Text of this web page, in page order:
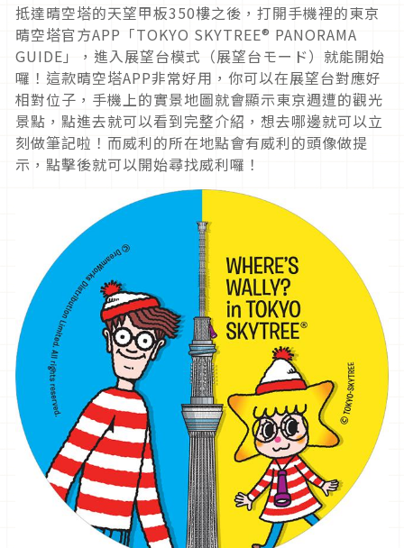
抵達晴空塔的天望甲板350樓之後，打開手機裡的東京
晴空塔官方APP「TOKYO SKYTREE® PANORAMA
GUIDE」，進入展望台模式（展望台モード）就能開始
囉！這款晴空塔APP非常好用，你可以在展望台對應好
相對位子，手機上的實景地圖就會顯示東京週遭的觀光
景點，點進去就可以看到完整介紹，想去哪邊就可以立
刻做筆記啦！而威利的所在地點會有威利的頭像做提
示，點擊後就可以開始尋找威利囉！